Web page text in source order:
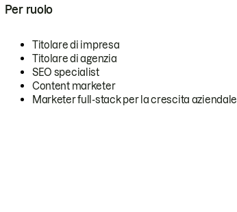
Per ruolo
Titolare di impresa
Titolare di agenzia
SEO specialist
Content marketer
Marketer full-stack per la crescita aziendale